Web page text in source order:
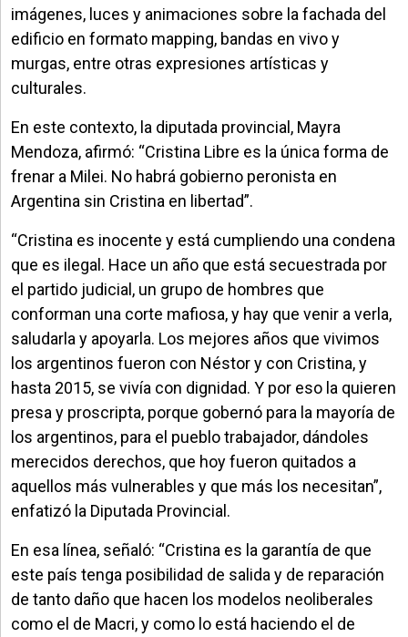
imágenes, luces y animaciones sobre la fachada del
edificio en formato mapping, bandas en vivo y
murgas, entre otras expresiones artísticas y
culturales.
En este contexto, la diputada provincial, Mayra
Mendoza, afirmó: “Cristina Libre es la única forma de
frenar a Milei. No habrá gobierno peronista en
Argentina sin Cristina en libertad”.
“Cristina es inocente y está cumpliendo una condena
que es ilegal. Hace un año que está secuestrada por
el partido judicial, un grupo de hombres que
conforman una corte mafiosa, y hay que venir a verla,
saludarla y apoyarla. Los mejores años que vivimos
los argentinos fueron con Néstor y con Cristina, y
hasta 2015, se vivía con dignidad. Y por eso la quieren
presa y proscripta, porque gobernó para la mayoría de
los argentinos, para el pueblo trabajador, dándoles
merecidos derechos, que hoy fueron quitados a
aquellos más vulnerables y que más los necesitan”,
enfatizó la Diputada Provincial.
En esa línea, señaló: “Cristina es la garantía de que
este país tenga posibilidad de salida y de reparación
de tanto daño que hacen los modelos neoliberales
como el de Macri, y como lo está haciendo el de